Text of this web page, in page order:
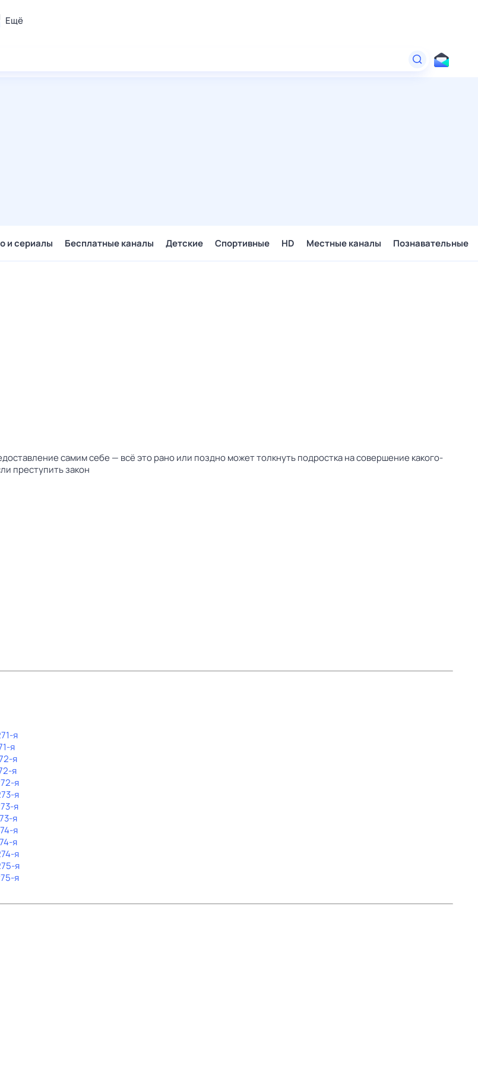
Ещё
и сериалы Бесплатные каналы Детские Спортивные HD Местные каналы Познавательные
самим себе — всё это рано или поздно может толкнуть подростка на совершение какого-
преступить закон
я
я
я
я
я
я
я
я
я
я
я
я
я